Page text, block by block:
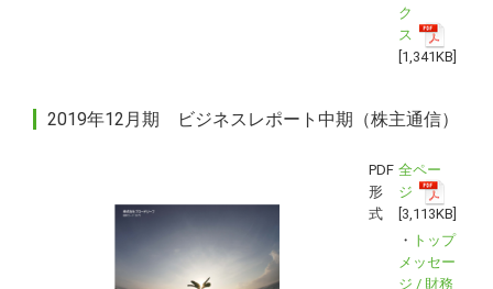
ク
ス
[1,341KB]
2019年12月期 ビジネスレポート中期（株主通信）
PDF
形
式
全ペー
ジ
[3,113KB]
・ トップ
メッセー
ジ / 財務